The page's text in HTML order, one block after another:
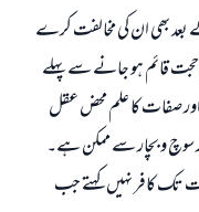
بعد بھی ان کی مخالفت کرے
قائم ہو جانے سے پہلے
اور صفات کا علم محض عقل
سوچ و بچار سے ممکن ہے۔
تک کافر نہیں کہتے جب